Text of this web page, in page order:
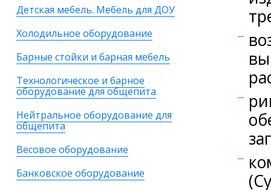
Детская мебель. Мебель для ДОУ
Холодильное оборудование
Барные стойки и барная мебель
Технологическое и барное
оборудование для общепита
Нейтральное оборудование для
общепита
Весовое оборудование
Банковское оборудование